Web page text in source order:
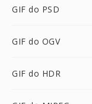
GIF do PSD
GIF do OGV
GIF do HDR